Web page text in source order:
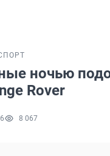
ночью
Rover
8 067